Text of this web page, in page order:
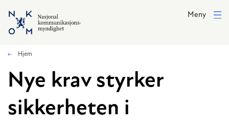
Hopp til hovedinnhold
Meny
Hjem
Nye krav styrker
sikkerheten i